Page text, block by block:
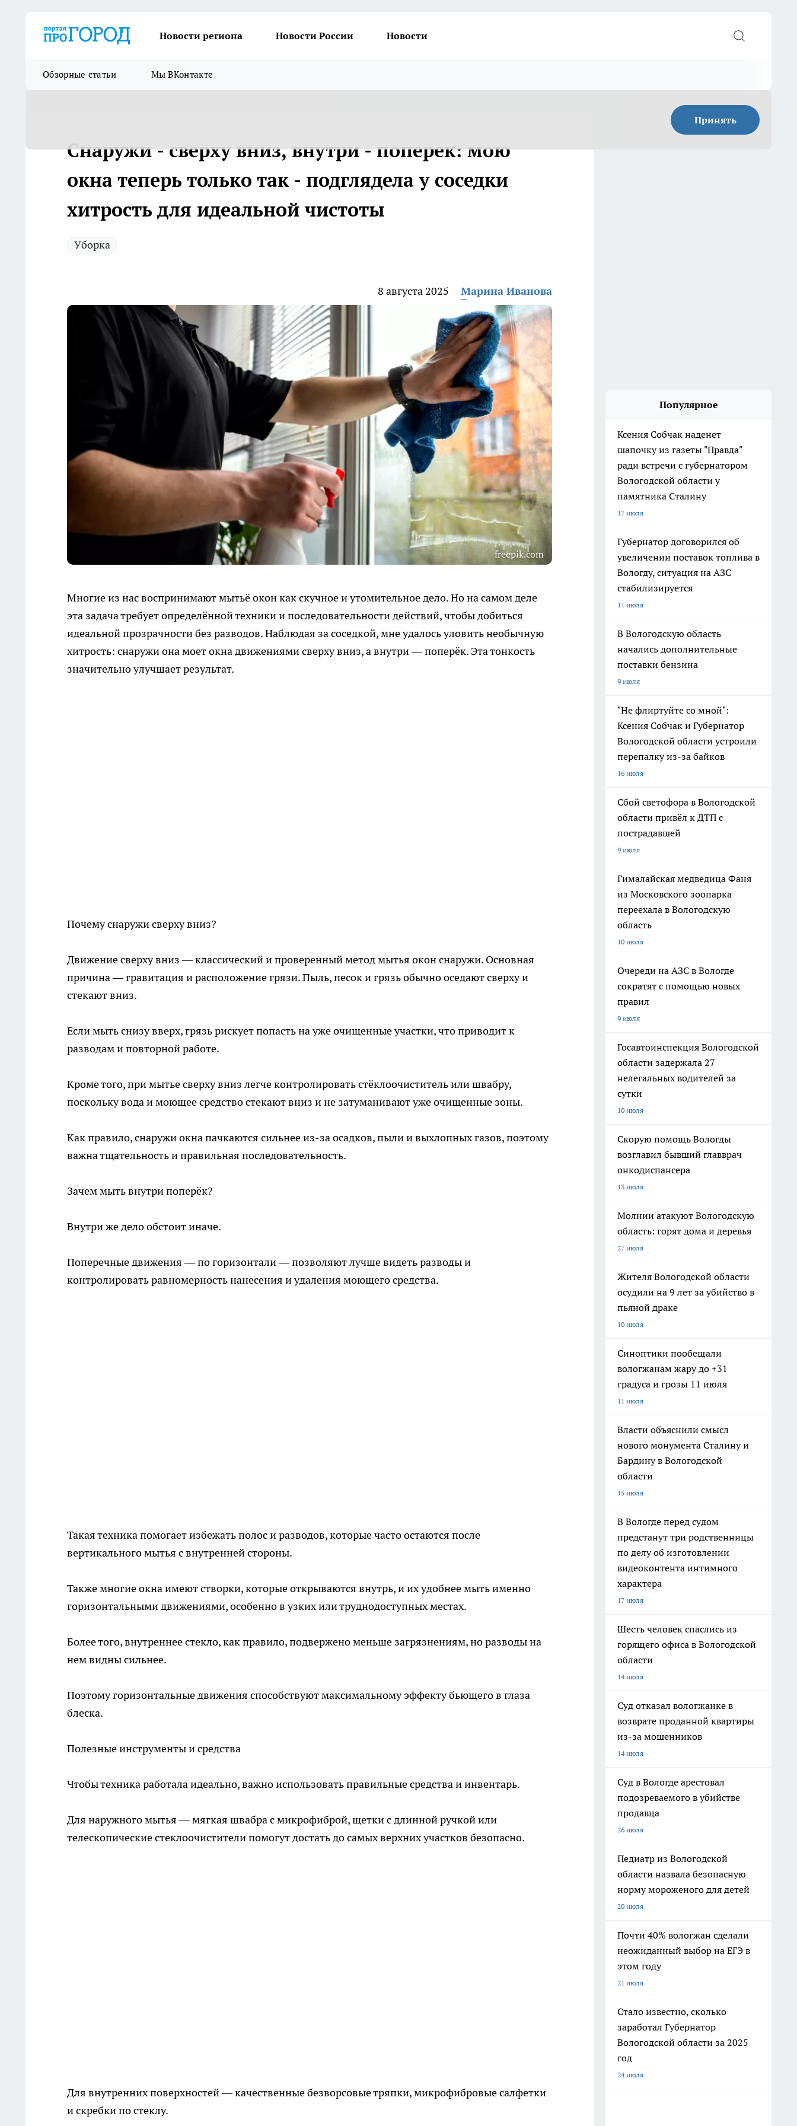
Новости региона Новости России Новости
Обзорные статьи Мы ВКонтакте
Принять
Снаружи - сверху вниз, внутри - поперек: мою
окна теперь только так - подглядела у соседки
хитрость для идеальной чистоты
Уборка
8 августа 2025 Марина Иванова
freepik.com
Многие из нас воспринимают мытьё окон как скучное и утомительное дело. Но на самом деле
эта задача требует определённой техники и последовательности действий, чтобы добиться
идеальной прозрачности без разводов. Наблюдая за соседкой, мне удалось уловить необычную
хитрость: снаружи она моет окна движениями сверху вниз, а внутри — поперёк. Эта тонкость
значительно улучшает результат.
Почему снаружи сверху вниз?
Движение сверху вниз — классический и проверенный метод мытья окон снаружи. Основная
причина — гравитация и расположение грязи. Пыль, песок и грязь обычно оседают сверху и
стекают вниз.
Если мыть снизу вверх, грязь рискует попасть на уже очищенные участки, что приводит к
разводам и повторной работе.
Кроме того, при мытье сверху вниз легче контролировать стёклоочиститель или швабру,
поскольку вода и моющее средство стекают вниз и не затуманивают уже очищенные зоны.
Как правило, снаружи окна пачкаются сильнее из-за осадков, пыли и выхлопных газов, поэтому
важна тщательность и правильная последовательность.
Зачем мыть внутри поперёк?
Внутри же дело обстоит иначе.
Поперечные движения — по горизонтали — позволяют лучше видеть разводы и
контролировать равномерность нанесения и удаления моющего средства.
Такая техника помогает избежать полос и разводов, которые часто остаются после
вертикального мытья с внутренней стороны.
Также многие окна имеют створки, которые открываются внутрь, и их удобнее мыть именно
горизонтальными движениями, особенно в узких или труднодоступных местах.
Более того, внутреннее стекло, как правило, подвержено меньше загрязнениям, но разводы на
нем видны сильнее.
Поэтому горизонтальные движения способствуют максимальному эффекту бьющего в глаза
блеска.
Полезные инструменты и средства
Чтобы техника работала идеально, важно использовать правильные средства и инвентарь.
Для наружного мытья — мягкая швабра с микрофиброй, щетки с длинной ручкой или
телескопические стеклоочистители помогут достать до самых верхних участков безопасно.
Для внутренних поверхностей — качественные безворсовые тряпки, микрофибровые салфетки
и скребки по стеклу.
Популярное
Ксения Собчак наденет
шапочку из газеты "Правда"
ради встречи с губернатором
Вологодской области у
памятника Сталину
17 июля
Губернатор договорился об
увеличении поставок топлива в
Вологду, ситуация на АЗС
стабилизируется
11 июля
В Вологодскую область
начались дополнительные
поставки бензина
9 июля
"Не флиртуйте со мной":
Ксения Собчак и Губернатор
Вологодской области устроили
перепалку из-за байков
16 июля
Сбой светофора в Вологодской
области привёл к ДТП с
пострадавшей
9 июля
Гималайская медведица Фаня
из Московского зоопарка
переехала в Вологодскую
область
10 июля
Очереди на АЗС в Вологде
сократят с помощью новых
правил
9 июля
Госавтоинспекция Вологодской
области задержала 27
нелегальных водителей за
сутки
10 июля
Скорую помощь Вологды
возглавил бывший главврач
онкодиспансера
13 июля
Молнии атакуют Вологодскую
область: горят дома и деревья
27 июля
Жителя Вологодской области
осудили на 9 лет за убийство в
пьяной драке
10 июля
Синоптики пообещали
вологжанам жару до +31
градуса и грозы 11 июля
11 июля
Власти объяснили смысл
нового монумента Сталину и
Бардину в Вологодской
области
15 июля
В Вологде перед судом
предстанут три родственницы
по делу об изготовлении
видеоконтента интимного
характера
17 июля
Шесть человек спаслись из
горящего офиса в Вологодской
области
14 июля
Суд отказал вологжанке в
возврате проданной квартиры
из-за мошенников
14 июля
Суд в Вологде арестовал
подозреваемого в убийстве
продавца
26 июля
Педиатр из Вологодской
области назвала безопасную
норму мороженого для детей
20 июля
Почти 40% вологжан сделали
неожиданный выбор на ЕГЭ в
этом году
21 июля
Стало известно, сколько
заработал Губернатор
Вологодской области за 2025
год
24 июля